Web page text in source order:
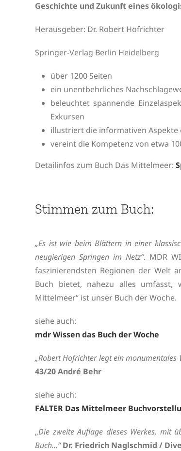
Geschichte und Zukunft eines
Herausgeber: Dr. Robert Hofrichter
Springer-Verlag Berlin Heidelberg
über 1200 Seiten
ein unentbehrliches
beleuchtet spannende
Exkursen
illustriert die informativen
vereint die Kompetenz von etwa
Detailinfos zum Buch Das Mittelmeer:
Stimmen zum Buch:
„Es ist wie beim Blättern in einer
neugierigen Springen im Netz“. MDR
faszinierendsten Regionen der Welt
Buch bietet, nahezu alles
Mittelmeer“ ist unser Buch der Woche.
siehe auch:
mdr Wissen das Buch der Woche
„Robert Hofrichter legt ein
43/20 André Behr
siehe auch:
FALTER Das Mittelmeer
„Die zweite Auflage dieses Werkes, mit
Buch…“Dr. Friedrich Naglschmid /